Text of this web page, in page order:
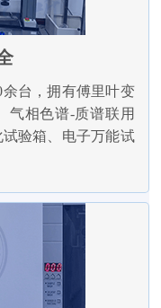
台，拥有傅里叶变
气相色谱-质谱联用
验箱、电子万能试